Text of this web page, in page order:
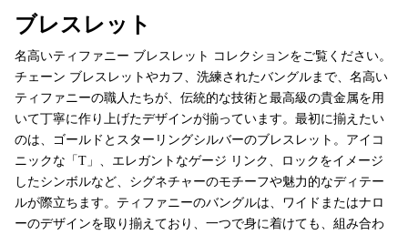
ブレスレット
名高いティファニー ブレスレット コレクションをご覧ください。
チェーン ブレスレットやカフ、洗練されたバングルまで、名高い
ティファニーの職人たちが、伝統的な技術と最高級の貴金属を用
いて丁寧に作り上げたデザインが揃っています。最初に揃えたい
のは、ゴールドとスターリングシルバーのブレスレット。アイコ
ニックな「T」、エレガントなゲージ リンク、ロックをイメージ
したシンボルなど、シグネチャーのモチーフや魅力的なディテー
ルが際立ちます。ティファニーのバングルは、ワイドまたはナロ
ーのデザインを取り揃えており、一つで身に着けても、組み合わ